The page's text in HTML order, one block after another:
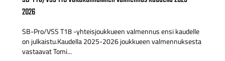
2026
SB-Pro/VSS T18 -yhteisjoukkueen valmennus ensi kaudelle
on julkaistu.Kaudella 2025-2026 joukkueen valmennuksesta
vastaavat Tomi...